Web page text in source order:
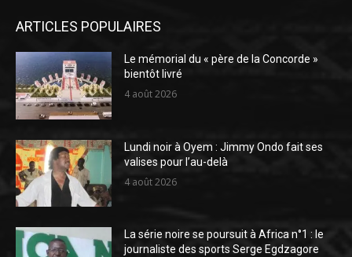
ARTICLES POPULAIRES
Le mémorial du « père de la Concorde »
bientôt livré
4 août 2026
Lundi noir à Oyem : Jimmy Ondo fait ses
valises pour l’au-delà
4 août 2026
La série noire se poursuit à Africa n°1 : le
journaliste des sports Serge Egdzagore